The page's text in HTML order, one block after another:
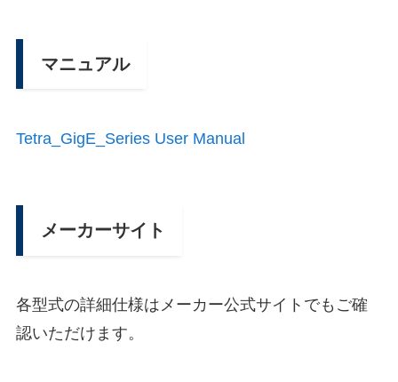
マニュアル
Tetra_GigE_Series User Manual
メーカーサイト
各型式の詳細仕様はメーカー公式サイトでもご確
認いただけます。